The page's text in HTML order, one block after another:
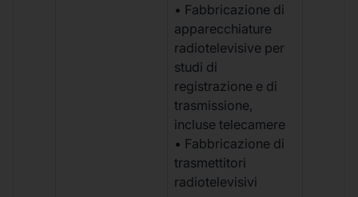
• Fabbricazione di
apparecchiature
radiotelevisive per
studi di
registrazione e di
trasmissione,
incluse telecamere
• Fabbricazione di
trasmettitori
radiotelevisivi